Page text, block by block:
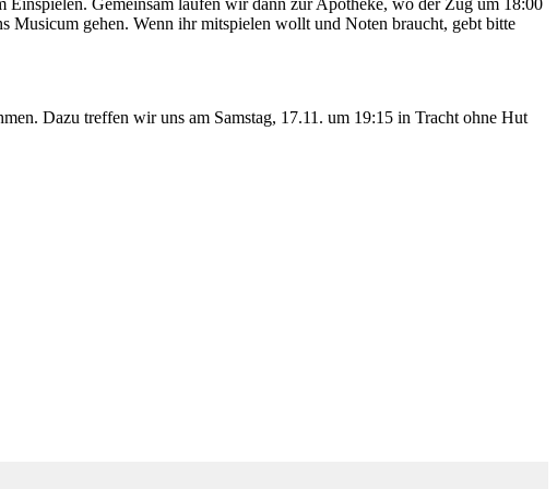
Gemeinsam laufen wir dann zur Apotheke, wo der Zug um 18:00
Musicum gehen. Wenn ihr mitspielen wollt und Noten braucht, gebt bitte
Dazu treffen wir uns am Samstag, 17.11. um 19:15 in Tracht ohne Hut